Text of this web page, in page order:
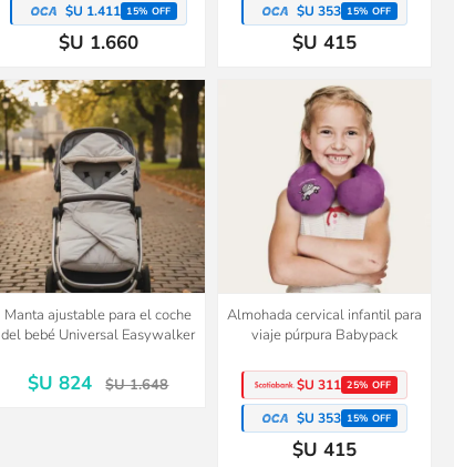
$U 1.411 15% OFF
$U 1.660
$U 353 15% OFF
$U 415
50%
OFF
Manta ajustable para el coche
del bebé Universal Easywalker
$U 824 $U 1.648
Almohada cervical infantil para
viaje púrpura Babypack
$U 311 25% OFF
$U 353 15% OFF
$U 415